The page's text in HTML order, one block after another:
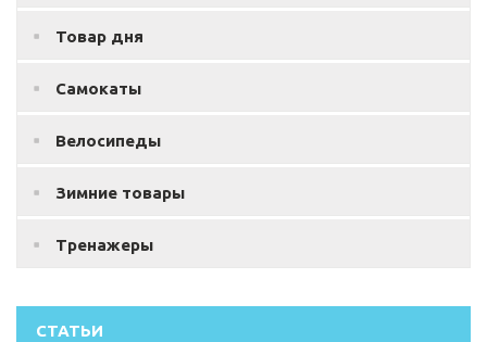
Товар дня
Самокаты
Велосипеды
Зимние товары
Тренажеры
СТАТЬИ